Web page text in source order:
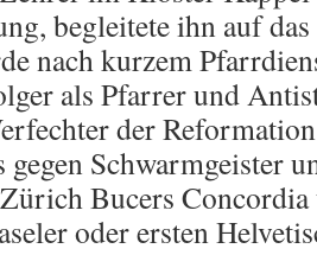
begleitete ihn auf
nach kurzem
als Pfarrer und
der
Schwarmgeister
Bucers Concordia
oder ersten